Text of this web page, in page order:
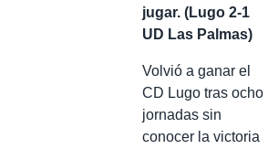
jugar. (Lugo 2-1
UD Las Palmas)
Volvió a ganar el
CD Lugo tras ocho
jornadas sin
conocer la victoria